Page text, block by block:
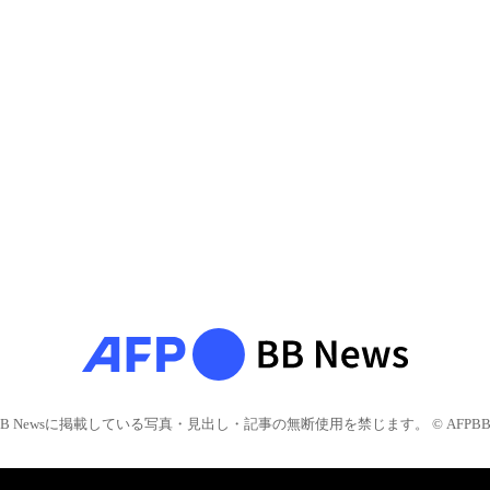
Newsに掲載している写真・見出し・記事の無断使用を禁じます。 © AFPBB